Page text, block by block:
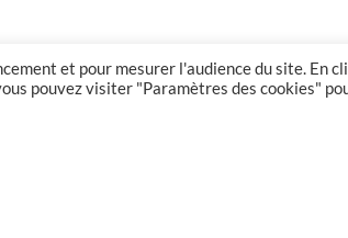
et pour mesurer l'audience du site. En
pouvez visiter "Paramètres des cookies"